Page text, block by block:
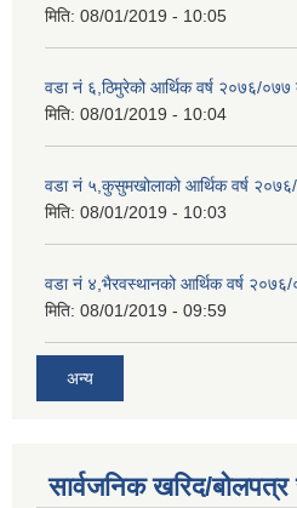
मिति: 08/01/2019 - 10:05
वडा नं ६,ठिमुरेको आर्थिक वर्ष २०७६/
मिति: 08/01/2019 - 10:04
वडा नं ५,कुसुमखोलाको आर्थिक वर्ष
मिति: 08/01/2019 - 10:03
वडा नं ४,भैरवस्थानको आर्थिक वर्ष
मिति: 08/01/2019 - 09:59
अन्य
सार्वजनिक खरिद/